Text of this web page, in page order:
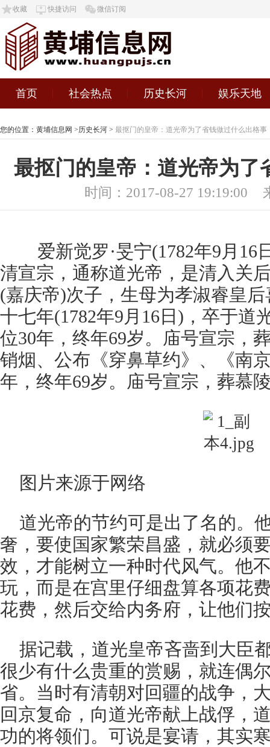
收藏 快捷访问 微信订阅
首页 社会热点 历史长河 娱乐天地
您的位置： 黄埔信息网 >历史长河 > 最抠门的皇帝：道光帝为了省钱做过什么出格事
最抠门的皇帝：道光帝为了
时间：2017-08-27 19:19:00
爱新觉罗·旻宁(1782年9月16
清宣宗，通称道光帝，是清入关
(嘉庆帝)次子，生母为孝淑睿皇
十七年(1782年9月16日)，卒于道
位30年，终年69岁。庙号宣宗，
销烟、公布《穿鼻草约》、《南
年，终年69岁。庙号宣宗，葬慕
图片来源于网络
道光帝的节约可是出了名的。
奢，要使国家繁荣昌盛，就必须
效，才能树立一种时代风气。他
玩，而是在宫里仔细盘算各项花
花费，然后交给内务府，让他们
据记载，道光皇帝吝啬到大臣
很少有什么贵重的赏赐，就连偶
省。当时有清朝对回疆的战争，
回京复命，向道光帝献上战俘，
功的将领们。可说是宴请，其实